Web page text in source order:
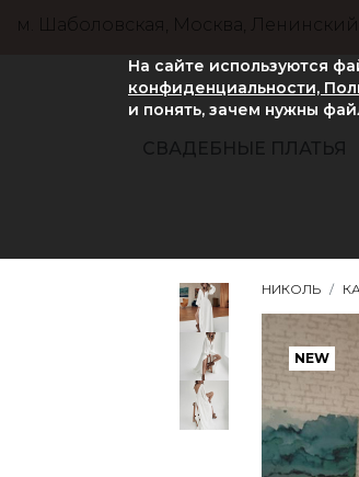
м. Шаболовская, Москва, Ленинский
СВАДЕБНЫЕ ПЛАТЬЯ
НИКОЛЬ
NEW
NEW
NEW
На сайте используются
конфиденциальности,
и понять, зачем нужны